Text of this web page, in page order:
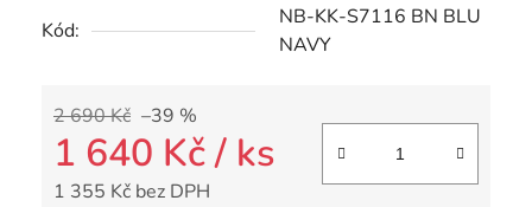
Kód:
NB-KK-S7116 BN BLU
NAVY
2 690 Kč –39 %
1 640 Kč/ ks
1 355 Kč bez DPH